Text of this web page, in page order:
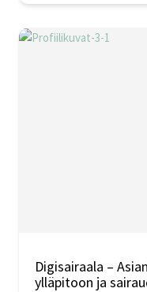
Digisairaala –
ylläpitoon ja